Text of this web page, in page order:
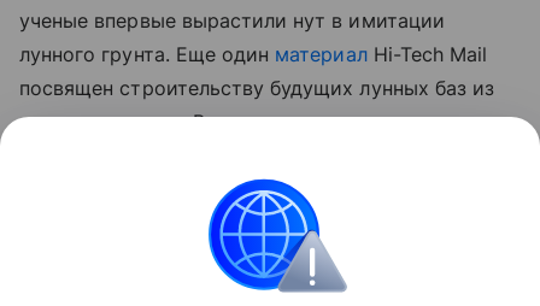
ученые впервые вырастили нут в имитации
лунного грунта. Еще один материалHi-Tech Mail
посвящен строительству будущих лунных баз из
самого реголита. В нем рассматривается
создания инфраструктуры прямо на месте.